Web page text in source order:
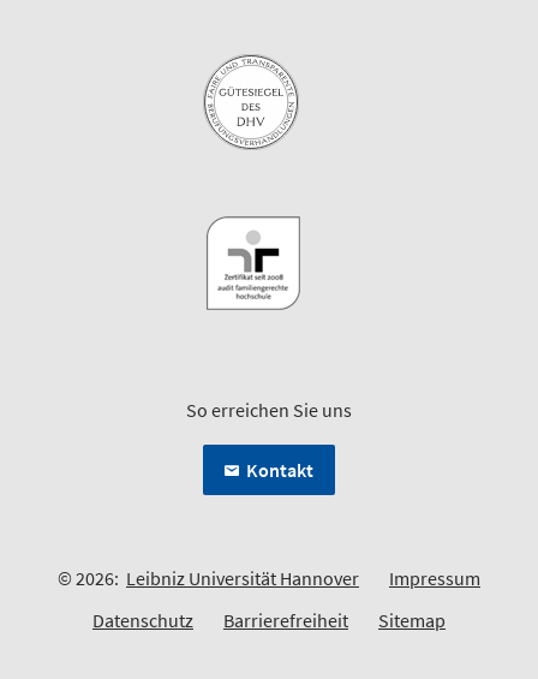
So erreichen Sie uns
Kontakt
© 2026: Leibniz Universität Hannover
Impressum
Datenschutz
Barrierefreiheit Sitemap